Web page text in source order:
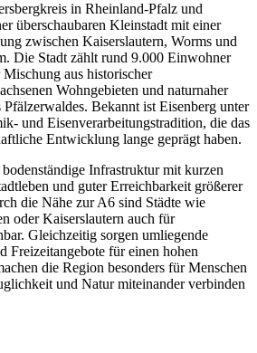
in Rheinland-Pfalz und
überschaubaren Kleinstadt mit einer
zwischen Kaiserslautern, Worms und
Die Stadt zählt rund 9.000 Einwohner
aus historischer
Wohngebieten und naturnaher
Bekannt ist Eisenberg unter
und Eisenverarbeitungstradition, die das
Entwicklung lange geprägt haben.
Infrastruktur mit kurzen
und guter Erreichbarkeit größerer
die Nähe zur A6 sind Städte wie
oder Kaiserslautern auch für
Gleichzeitig sorgen umliegende
Freizeitangebote für einen hohen
die Region besonders für Menschen
und Natur miteinander verbinden